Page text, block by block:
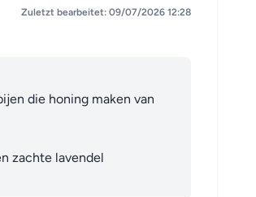
Zuletzt bearbeitet: 09/07/2026 12:28
die honing maken van
zachte lavendel